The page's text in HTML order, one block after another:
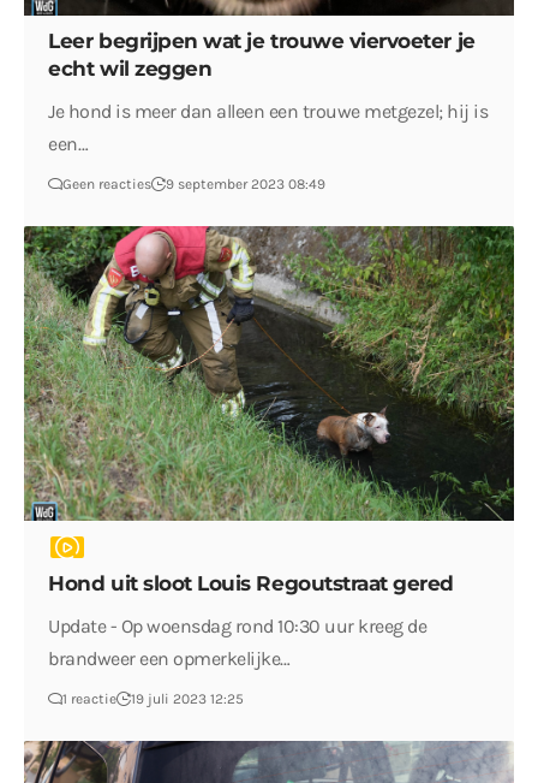
Leer begrijpen wat je trouwe viervoeter je
echt wil zeggen
Je hond is meer dan alleen een trouwe metgezel; hij is
een…
Geen reacties 9 september 2023 08:49
Hond uit sloot Louis Regoutstraat gered
Update - Op woensdag rond 10:30 uur kreeg de
brandweer een opmerkelijke…
1 reactie 19 juli 2023 12:25